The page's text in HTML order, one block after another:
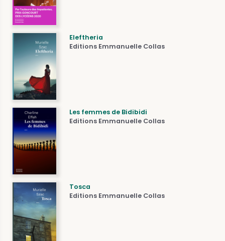
Eleftheria
Editions Emmanuelle Collas
Les femmes de Bidibidi
Editions Emmanuelle Collas
Tosca
Editions Emmanuelle Collas